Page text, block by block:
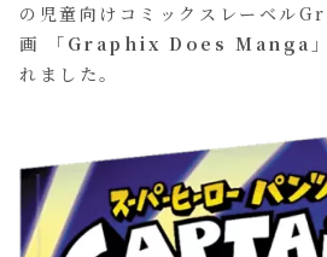
の児童向けコミックスレーベル
画
「Graphix Does Manga」
れました。